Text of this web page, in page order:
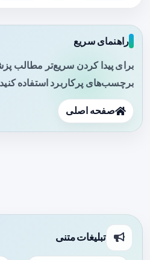
راهنمای سریع
برای پیدا کردن سریع‌تر مطالب
برچسب‌های پرکاربرد استفاده
صفحه اصلی
تبلیغات متنی